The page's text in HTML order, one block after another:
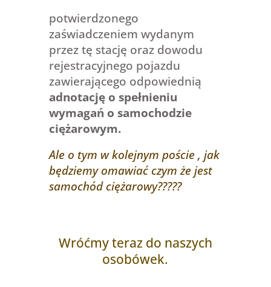
potwierdzonego
zaświadczeniem wydanym
przez tę stację oraz dowodu
rejestracyjnego pojazdu
zawierającego odpowiednią
adnotację o spełnieniu
wymagań o samochodzie
ciężarowym.
Ale o tym w kolejnym poście , jak
będziemy omawiać czym że jest
samochód ciężarowy?????
Wróćmy teraz do naszych
osobówek.